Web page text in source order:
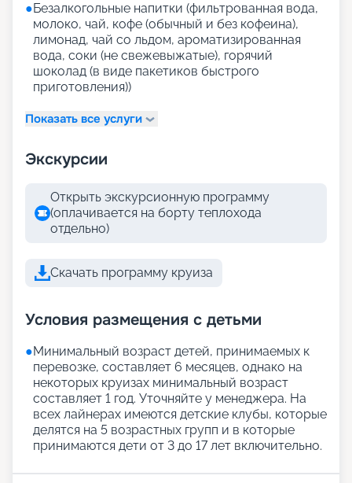
●Безалкогольные напитки (фильтрованная вода,
молоко, чай, кофе (обычный и без кофеина),
лимонад, чай со льдом, ароматизированная
вода, соки (не свежевыжатые), горячий
шоколад (в виде пакетиков быстрого
приготовления))
Показать все услуги
Экскурсии
Открыть экскурсионную программу
(оплачивается на борту теплохода
отдельно)
Скачать программу круиза
Условия размещения с детьми
●Минимальный возраст детей, принимаемых к
перевозке, составляет 6 месяцев, однако на
некоторых круизах минимальный возраст
составляет 1 год. Уточняйте у менеджера. На
всех лайнерах имеются детские клубы, которые
делятся на 5 возрастных групп и в которые
принимаются дети от 3 до 17 лет включительно.